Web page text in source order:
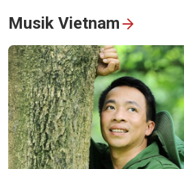
Musik Vietnam